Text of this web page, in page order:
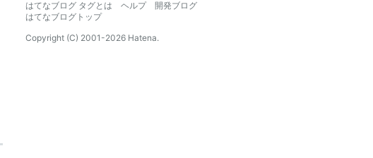
はてなブログ タグとは
ヘルプ
開発ブログ
はてなブログトップ
Copyright (C) 2001-2026 Hatena.